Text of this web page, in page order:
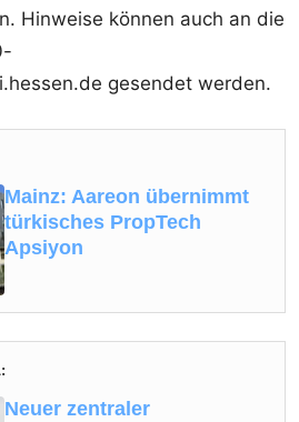
Hinweise können auch an die
gesendet werden.
Mainz: Aareon übernimmt
türkisches PropTech
Apsiyon
Neuer zentraler